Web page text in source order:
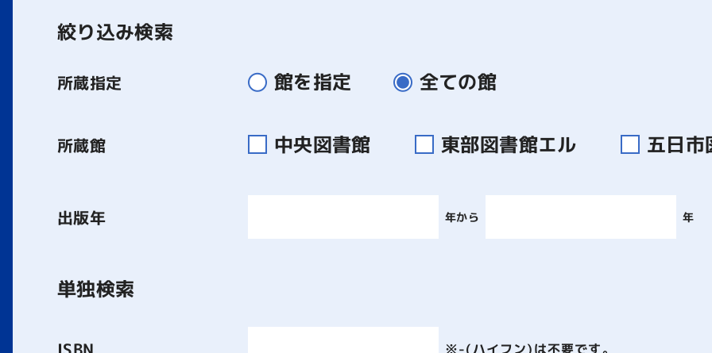
絞り込み検索
所蔵指定 館を指定 全ての館
所蔵館 中央図書館 東部図書館エル 五日
出版年 年から 年
単独検索
※-(ハイフン)は不要です。